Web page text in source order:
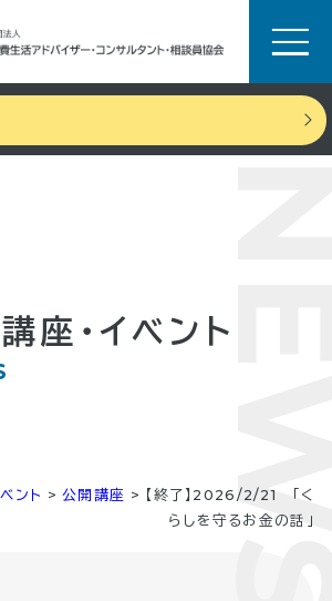
座・イベント
ント >公開講座 > 【終了】2026/2/21 「く
らしを守るお金の話」